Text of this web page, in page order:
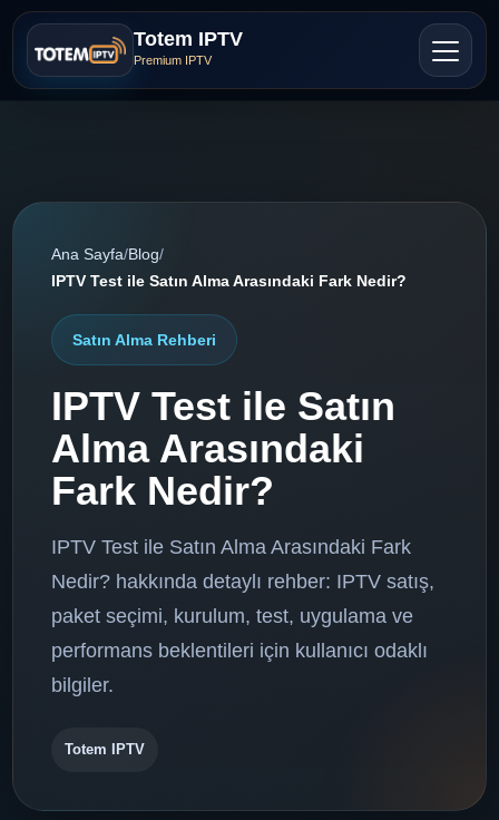
Totem IPTV
Premium IPTV
Ana Sayfa/Blog/
IPTV Test ile Satın Alma Arasındaki Fark Nedir?
Satın Alma Rehberi
IPTV Test ile Satın
Alma Arasındaki
Fark Nedir?
IPTV Test ile Satın Alma Arasındaki Fark
Nedir? hakkında detaylı rehber: IPTV satış,
paket seçimi, kurulum, test, uygulama ve
performans beklentileri için kullanıcı odaklı
bilgiler.
Totem IPTV